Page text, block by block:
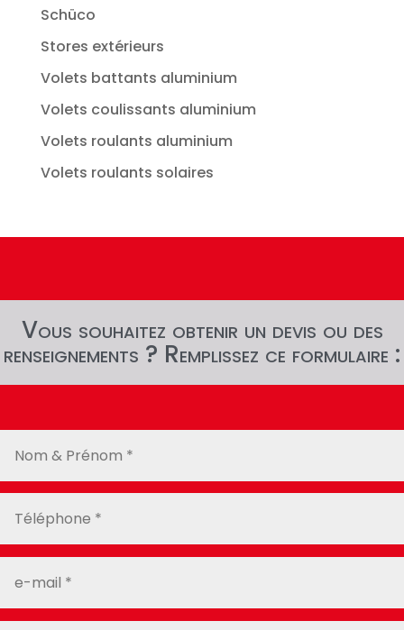
Schüco
Stores extérieurs
Volets battants aluminium
Volets coulissants aluminium
Volets roulants aluminium
Volets roulants solaires
Vous souhaitez obtenir un devis ou des
renseignements ? Remplissez ce formulaire :